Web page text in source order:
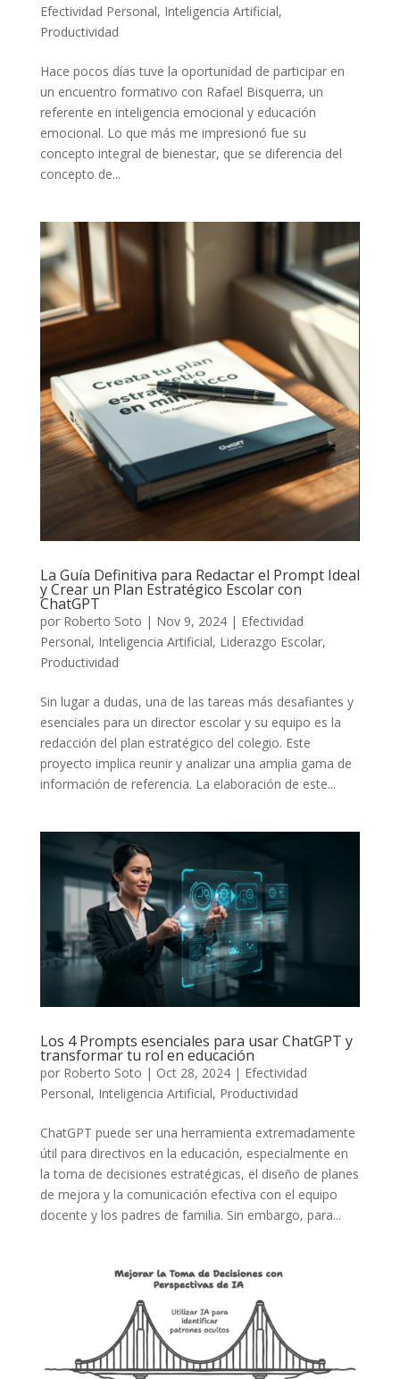
Efectividad Personal, Inteligencia Artificial,
Productividad
Hace pocos días tuve la oportunidad de participar en
un encuentro formativo con Rafael Bisquerra, un
referente en inteligencia emocional y educación
emocional. Lo que más me impresionó fue su
concepto integral de bienestar, que se diferencia del
concepto de...
La Guía Definitiva para Redactar el Prompt Ideal
y Crear un Plan Estratégico Escolar con
ChatGPT
por Roberto Soto | Nov 9, 2024| Efectividad
Personal, Inteligencia Artificial, Liderazgo Escolar,
Productividad
Sin lugar a dudas, una de las tareas más desafiantes y
esenciales para un director escolar y su equipo es la
redacción del plan estratégico del colegio. Este
proyecto implica reunir y analizar una amplia gama de
información de referencia. La elaboración de este...
Los 4 Prompts esenciales para usar ChatGPT y
transformar tu rol en educación
por Roberto Soto | Oct 28, 2024| Efectividad
Personal, Inteligencia Artificial, Productividad
ChatGPT puede ser una herramienta extremadamente
útil para directivos en la educación, especialmente en
la toma de decisiones estratégicas, el diseño de planes
de mejora y la comunicación efectiva con el equipo
docente y los padres de familia. Sin embargo, para...